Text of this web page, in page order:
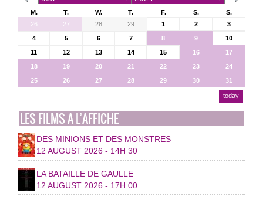
M. T. W. T. F. S.
S.
26
27 28 29 1 2
3
4
5 6 7 8 9
10
11
12 13 14 15 16
17
18
19 20 21 22 23
24
25
26 27 28 29 30 31
today
LES FILMS A L’AFFICHE
DES MINIONS ET DES MONSTRES
12 AUGUST 2026 - 14H 30
LA BATAILLE DE GAULLE
12 AUGUST 2026 - 17H 00